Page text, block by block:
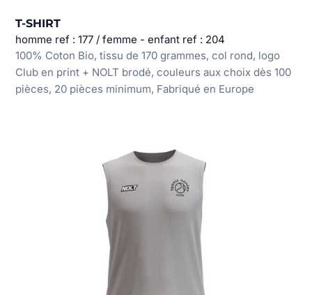
T-SHIRT
homme ref : 177 / femme - enfant ref : 204
100% Coton Bio, tissu de 170 grammes, col rond, logo
Club en print + NOLT brodé, couleurs aux choix dès 100
pièces, 20 pièces minimum, Fabriqué en Europe